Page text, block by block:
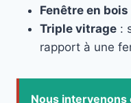
Fenêtre en bois
Triple vitrage :
rapport à une
Nous intervenons